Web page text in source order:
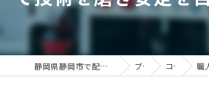
静岡県静岡市で配管工の求人なら有限会社長島設備 ブログ コラム 職人と